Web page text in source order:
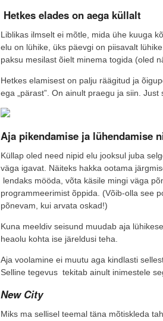
Hetkes elades on aega küllalt
Liblikas ilmselt ei mõtle, mida ühe kuuga
elu on lühike, üks päevgi on piisavalt
paksu mesilast õielt minema togida (oled
Hetkes elamisest on palju räägitud ja
ega „pärast”. On ainult praegu ja siin.
Aja pikendamise ja lühendamise
Küllap oled need nipid elu jooksul juba
väga igavat. Näiteks hakka ootama
lendaks mööda, võta käsile mingi väga
programmeerimist õppida. (Võib-olla see
põnevam, kui arvata oskad!)
Kuna meeldiv seisund muudab aja
heaolu kohta ise järeldusi teha.
Aja voolamine ei muutu aga kindlasti
Selline tegevus tekitab ainult inimestele
New City
Miks ma sellisel teemal täna mõtiskleda